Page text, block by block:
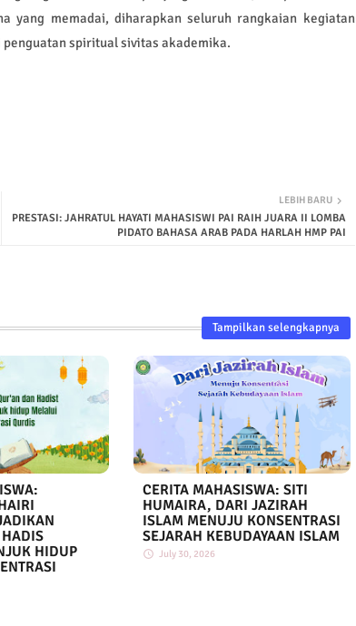
yang memadai, diharapkan seluruh rangkaian kegiatan
spiritual sivitas akademika.
LEBIH BARU
PRESTASI: JAHRATUL HAYATI MAHASISWI PAI RAIH JUARA II LOMBA
PIDATO BAHASA ARAB PADA HARLAH HMP PAI
Tampilkan selengkapnya
HIDUP
CERITA MAHASISWA: SITI
HUMAIRA, DARI JAZIRAH
ISLAM MENUJU KONSENTRASI
SEJARAH KEBUDAYAAN ISLAM
July 30, 2026